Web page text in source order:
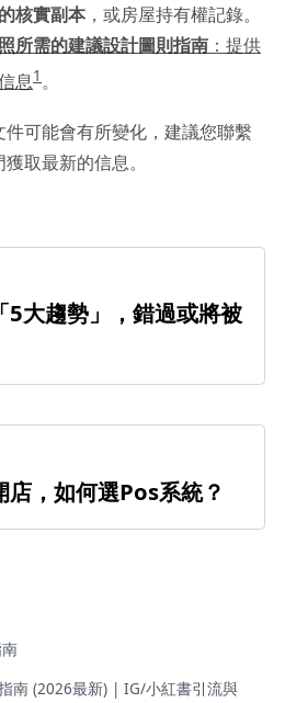
核實副本，或房屋持有權記錄。
所需的建議設計圖則指南 ：提供
息1 。
可能會有所變化，建議您聯繫
取最新的信息。
5大趨勢」，錯過或將被
，如何選Pos系統？
南 (2026最新) | IG/小紅書引流與